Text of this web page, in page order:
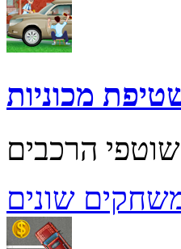
מכוניות
שונים